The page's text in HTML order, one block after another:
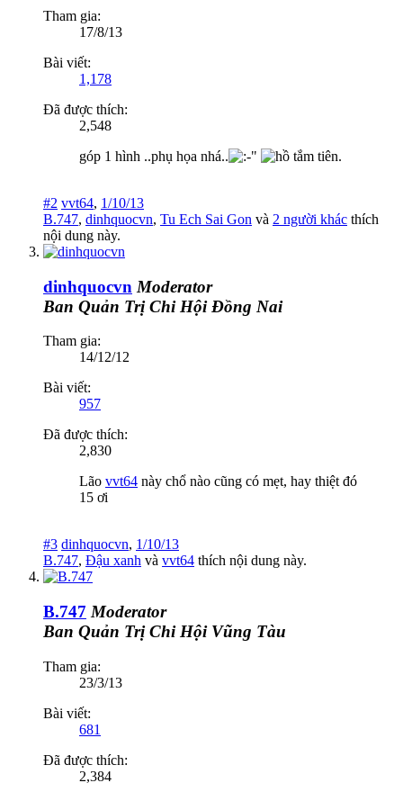
Tham gia:
17/8/13
Bài viết:
1,178
Đã được thích:
2,548
góp 1 hình ..phụ họa nhá..
#2 vvt64, 1/10/13
B.747, dinhquocvn, Tu Ech Sai Gon và 2 người khác thích
nội dung này.
dinhquocvn Moderator
Ban Quản Trị Chi Hội Đồng Nai
Tham gia:
14/12/12
Bài viết:
957
Đã được thích:
2,830
Lão vvt64 này chổ nào cũng có mẹt, hay thiệt đó
15 ơi
#3 dinhquocvn, 1/10/13
B.747, Đậu xanh và vvt64 thích nội dung này.
B.747 Moderator
Ban Quản Trị Chi Hội Vũng Tàu
Tham gia:
23/3/13
Bài viết:
681
Đã được thích:
2,384